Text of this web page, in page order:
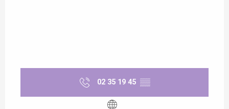
02 35 19 45 ▒▒